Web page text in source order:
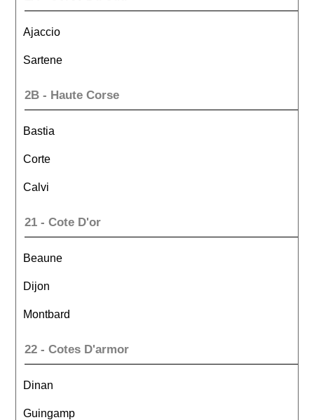
Ajaccio
Sartene
2B - Haute Corse
Bastia
Corte
Calvi
21 - Cote D'or
Beaune
Dijon
Montbard
22 - Cotes D'armor
Dinan
Guingamp